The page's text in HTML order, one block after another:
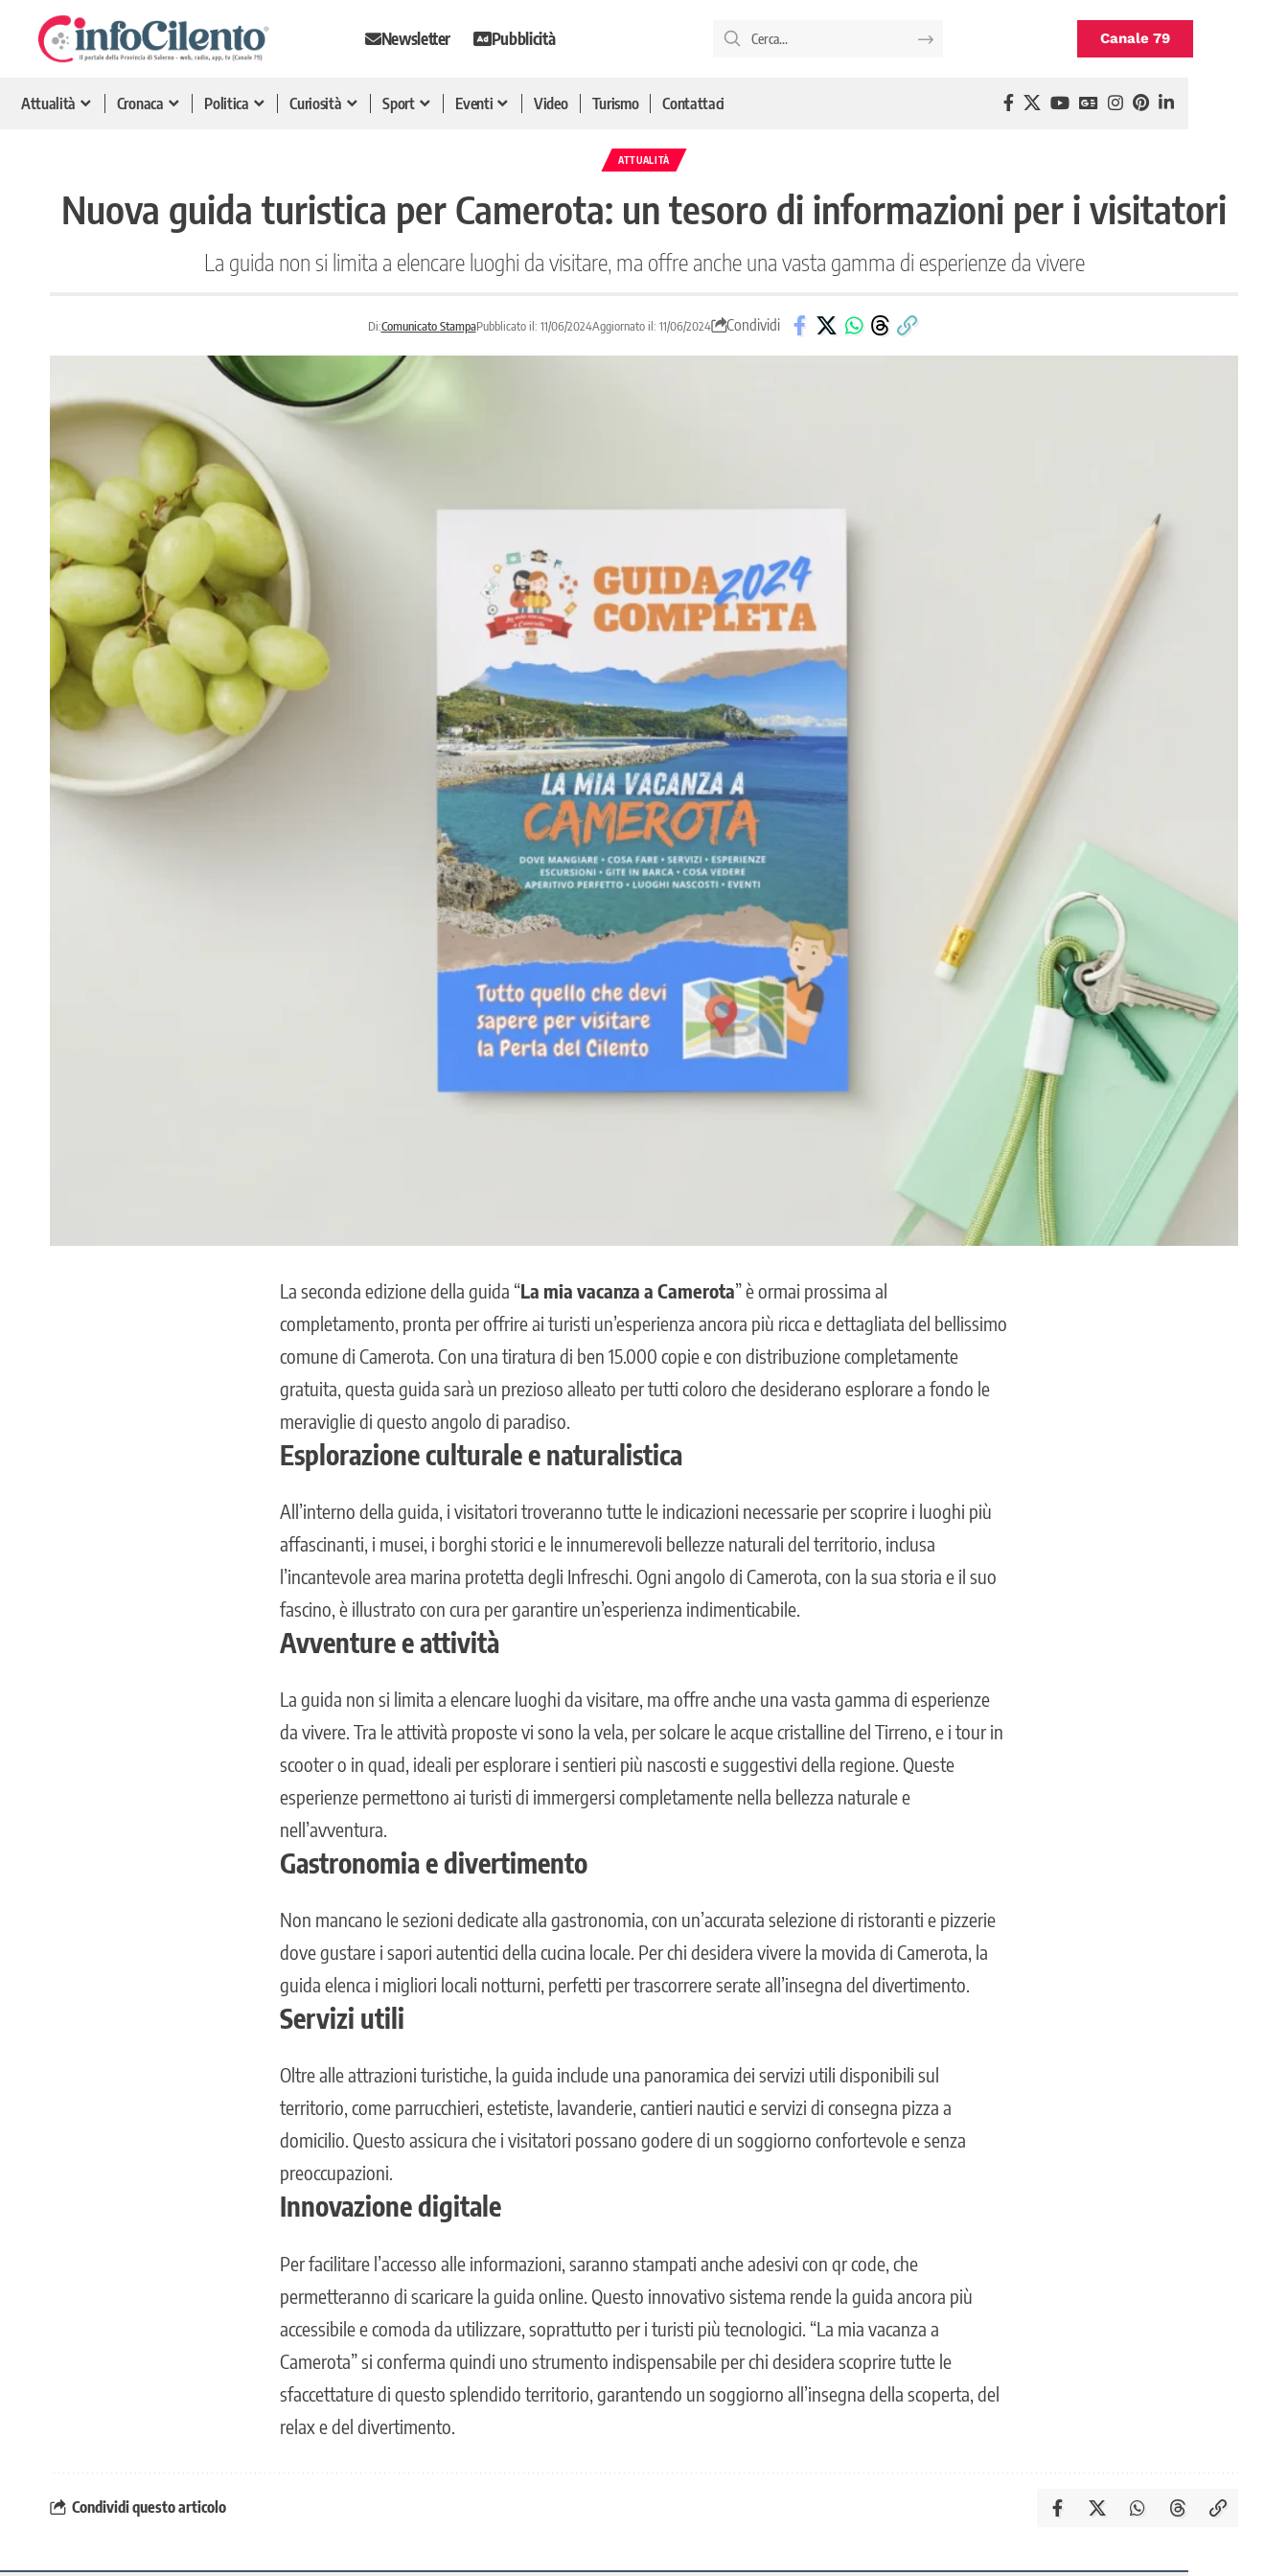
Newsletter Pubblicità Canale 79
Attualità Cronaca Politica Curiosità Sport Eventi Video Turismo Contattaci
ATTUALITÀ
Nuova guida turistica per Camerota: un tesoro di informazioni per i visitatori
La guida non si limita a elencare luoghi da visitare, ma offre anche una vasta gamma di esperienze da vivere
Di:Comunicato StampaPubblicato il: 11/06/2024Aggiornato il: 11/06/2024 Condividi
La seconda edizione della guida “La mia vacanza a Camerota” è ormai prossima al
completamento, pronta per offrire ai turisti un’esperienza ancora più ricca e dettagliata del bellissimo
comune di Camerota. Con una tiratura di ben 15.000 copie e con distribuzione completamente
gratuita, questa guida sarà un prezioso alleato per tutti coloro che desiderano esplorare a fondo le
meraviglie di questo angolo di paradiso.
Esplorazione culturale e naturalistica
All’interno della guida, i visitatori troveranno tutte le indicazioni necessarie per scoprire i luoghi più
affascinanti, i musei, i borghi storici e le innumerevoli bellezze naturali del territorio, inclusa
l’incantevole area marina protetta degli Infreschi. Ogni angolo di Camerota, con la sua storia e il suo
fascino, è illustrato con cura per garantire un’esperienza indimenticabile.
Avventure e attività
La guida non si limita a elencare luoghi da visitare, ma offre anche una vasta gamma di esperienze
da vivere. Tra le attività proposte vi sono la vela, per solcare le acque cristalline del Tirreno, e i tour in
scooter o in quad, ideali per esplorare i sentieri più nascosti e suggestivi della regione. Queste
esperienze permettono ai turisti di immergersi completamente nella bellezza naturale e
nell’avventura.
Gastronomia e divertimento
Non mancano le sezioni dedicate alla gastronomia, con un’accurata selezione di ristoranti e pizzerie
dove gustare i sapori autentici della cucina locale. Per chi desidera vivere la movida di Camerota, la
guida elenca i migliori locali notturni, perfetti per trascorrere serate all’insegna del divertimento.
Servizi utili
Oltre alle attrazioni turistiche, la guida include una panoramica dei servizi utili disponibili sul
territorio, come parrucchieri, estetiste, lavanderie, cantieri nautici e servizi di consegna pizza a
domicilio. Questo assicura che i visitatori possano godere di un soggiorno confortevole e senza
preoccupazioni.
Innovazione digitale
Per facilitare l’accesso alle informazioni, saranno stampati anche adesivi con qr code, che
permetteranno di scaricare la guida online. Questo innovativo sistema rende la guida ancora più
accessibile e comoda da utilizzare, soprattutto per i turisti più tecnologici. “La mia vacanza a
Camerota” si conferma quindi uno strumento indispensabile per chi desidera scoprire tutte le
sfaccettature di questo splendido territorio, garantendo un soggiorno all’insegna della scoperta, del
relax e del divertimento.
Condividi questo articolo